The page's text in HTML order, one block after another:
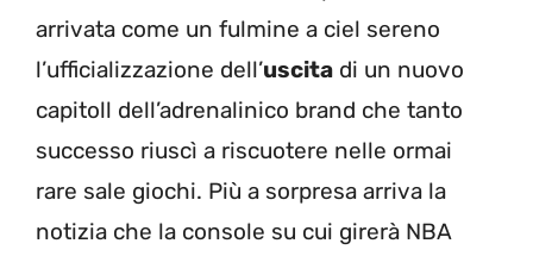
arrivata come un fulmine a ciel sereno
l’ufficializzazione dell’uscita di un nuovo
capitoll dell’adrenalinico brand che tanto
successo riuscì a riscuotere nelle ormai
rare sale giochi. Più a sorpresa arriva la
notizia che la console su cui girerà NBA